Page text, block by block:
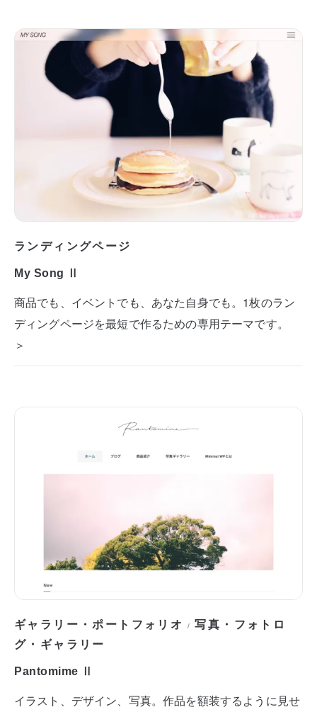
ランディングページ
My Song Ⅱ
商品でも、イベントでも、あなた自身でも。1枚のラン
ディングページを最短で作るための専用テーマです。
＞
ギャラリー・ポートフォリオ /写真・フォトロ
グ・ギャラリー
Pantomime Ⅱ
イラスト、デザイン、写真。作品を額装するように見せ